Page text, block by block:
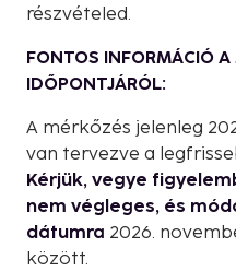
részvételed.
FONTOS INFORMÁCIÓ A
IDŐPONTJÁRÓL:
A mérkőzés jelenleg
van tervezve a
Kérjük, vegye
nem végleges, és
dátumra 2026.
között.